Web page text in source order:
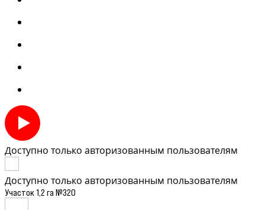
Доступно только авторизованным пользователям
Доступно только авторизованным пользователям
Участок 1,2 га №320